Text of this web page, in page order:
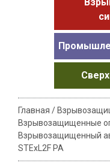
Главная /
Взрывозащищенные
Взрывозащищенный
STExL2F PA